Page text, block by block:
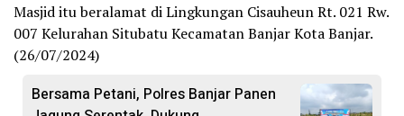
Masjid itu beralamat di Lingkungan Cisauheun Rt. 021 Rw.
007 Kelurahan Situbatu Kecamatan Banjar Kota Banjar.
(26/07/2024)
Bersama Petani, Polres Banjar Panen